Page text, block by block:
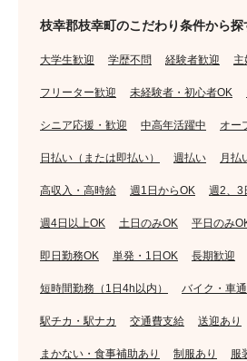
枝幸郡枝幸町のこだわり条件から探
大学生歓迎 学歴不問 経験者歓迎 主
フリーター歓迎 未経験者・初心者OK
シニア応援・歓迎 中高年活躍中 オー
日払い（または即払い） 週払い 月払
高収入・高時給 週1日からOK 週2、3
週4日以上OK 土日のみOK 平日のみ
即日勤務OK 単発・1日OK 長期歓迎
短時間勤務（1日4h以内） バイク・車
駅チカ・駅ナカ 交通費支給 送迎あり
まかない・食事補助あり 制服あり 服